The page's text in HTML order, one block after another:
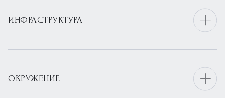
ИНФРАСТРУКТУРА
ОКРУЖЕНИЕ